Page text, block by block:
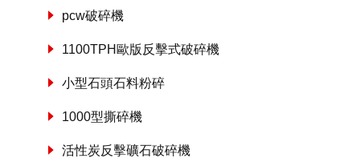
pcw破碎機
1100TPH歐版反擊式破碎機
小型石頭石料粉碎
1000型撕碎機
活性炭反擊礦石破碎機